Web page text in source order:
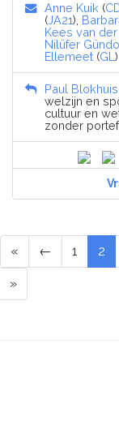
Anne Kuik (
(JA21),
Kees van der
Nilüfer
Ellemeet (GL )
Paul Blokhuis
welzijn en
cultuur en
zonder
« ← 1 2
»